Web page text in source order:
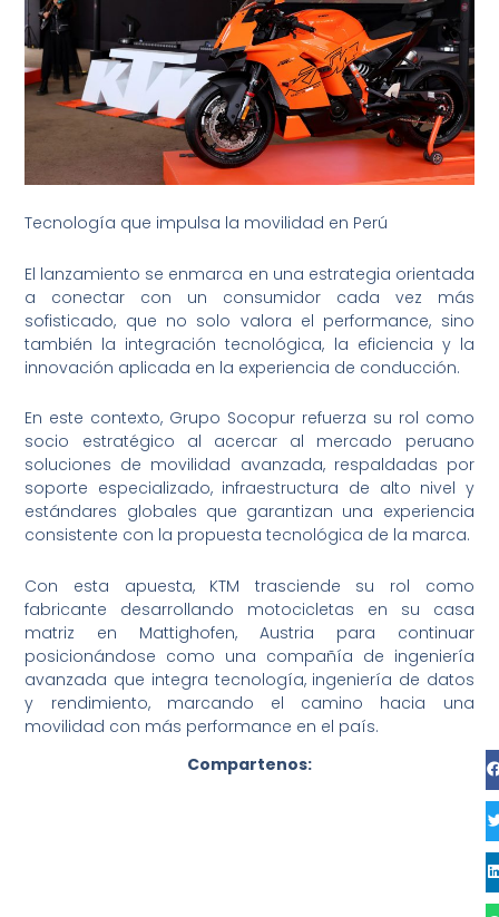
Tecnología que impulsa la movilidad en Perú
El lanzamiento se enmarca en una estrategia orientada
a conectar con un consumidor cada vez más
sofisticado, que no solo valora el performance, sino
también la integración tecnológica, la eficiencia y la
innovación aplicada en la experiencia de conducción.
En este contexto, Grupo Socopur refuerza su rol como
socio estratégico al acercar al mercado peruano
soluciones de movilidad avanzada, respaldadas por
soporte especializado, infraestructura de alto nivel y
estándares globales que garantizan una experiencia
consistente con la propuesta tecnológica de la marca.
Con esta apuesta, KTM trasciende su rol como
fabricante desarrollando motocicletas en su casa
matriz en Mattighofen, Austria para continuar
posicionándose como una compañía de ingeniería
avanzada que integra tecnología, ingeniería de datos
y rendimiento, marcando el camino hacia una
movilidad con más performance en el país.
Compartenos: